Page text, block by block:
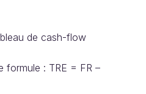
de cash-flow
formule : TRE = FR –